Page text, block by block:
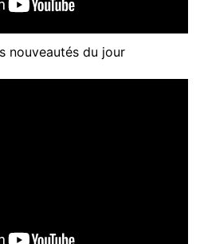
nouveautés du jour